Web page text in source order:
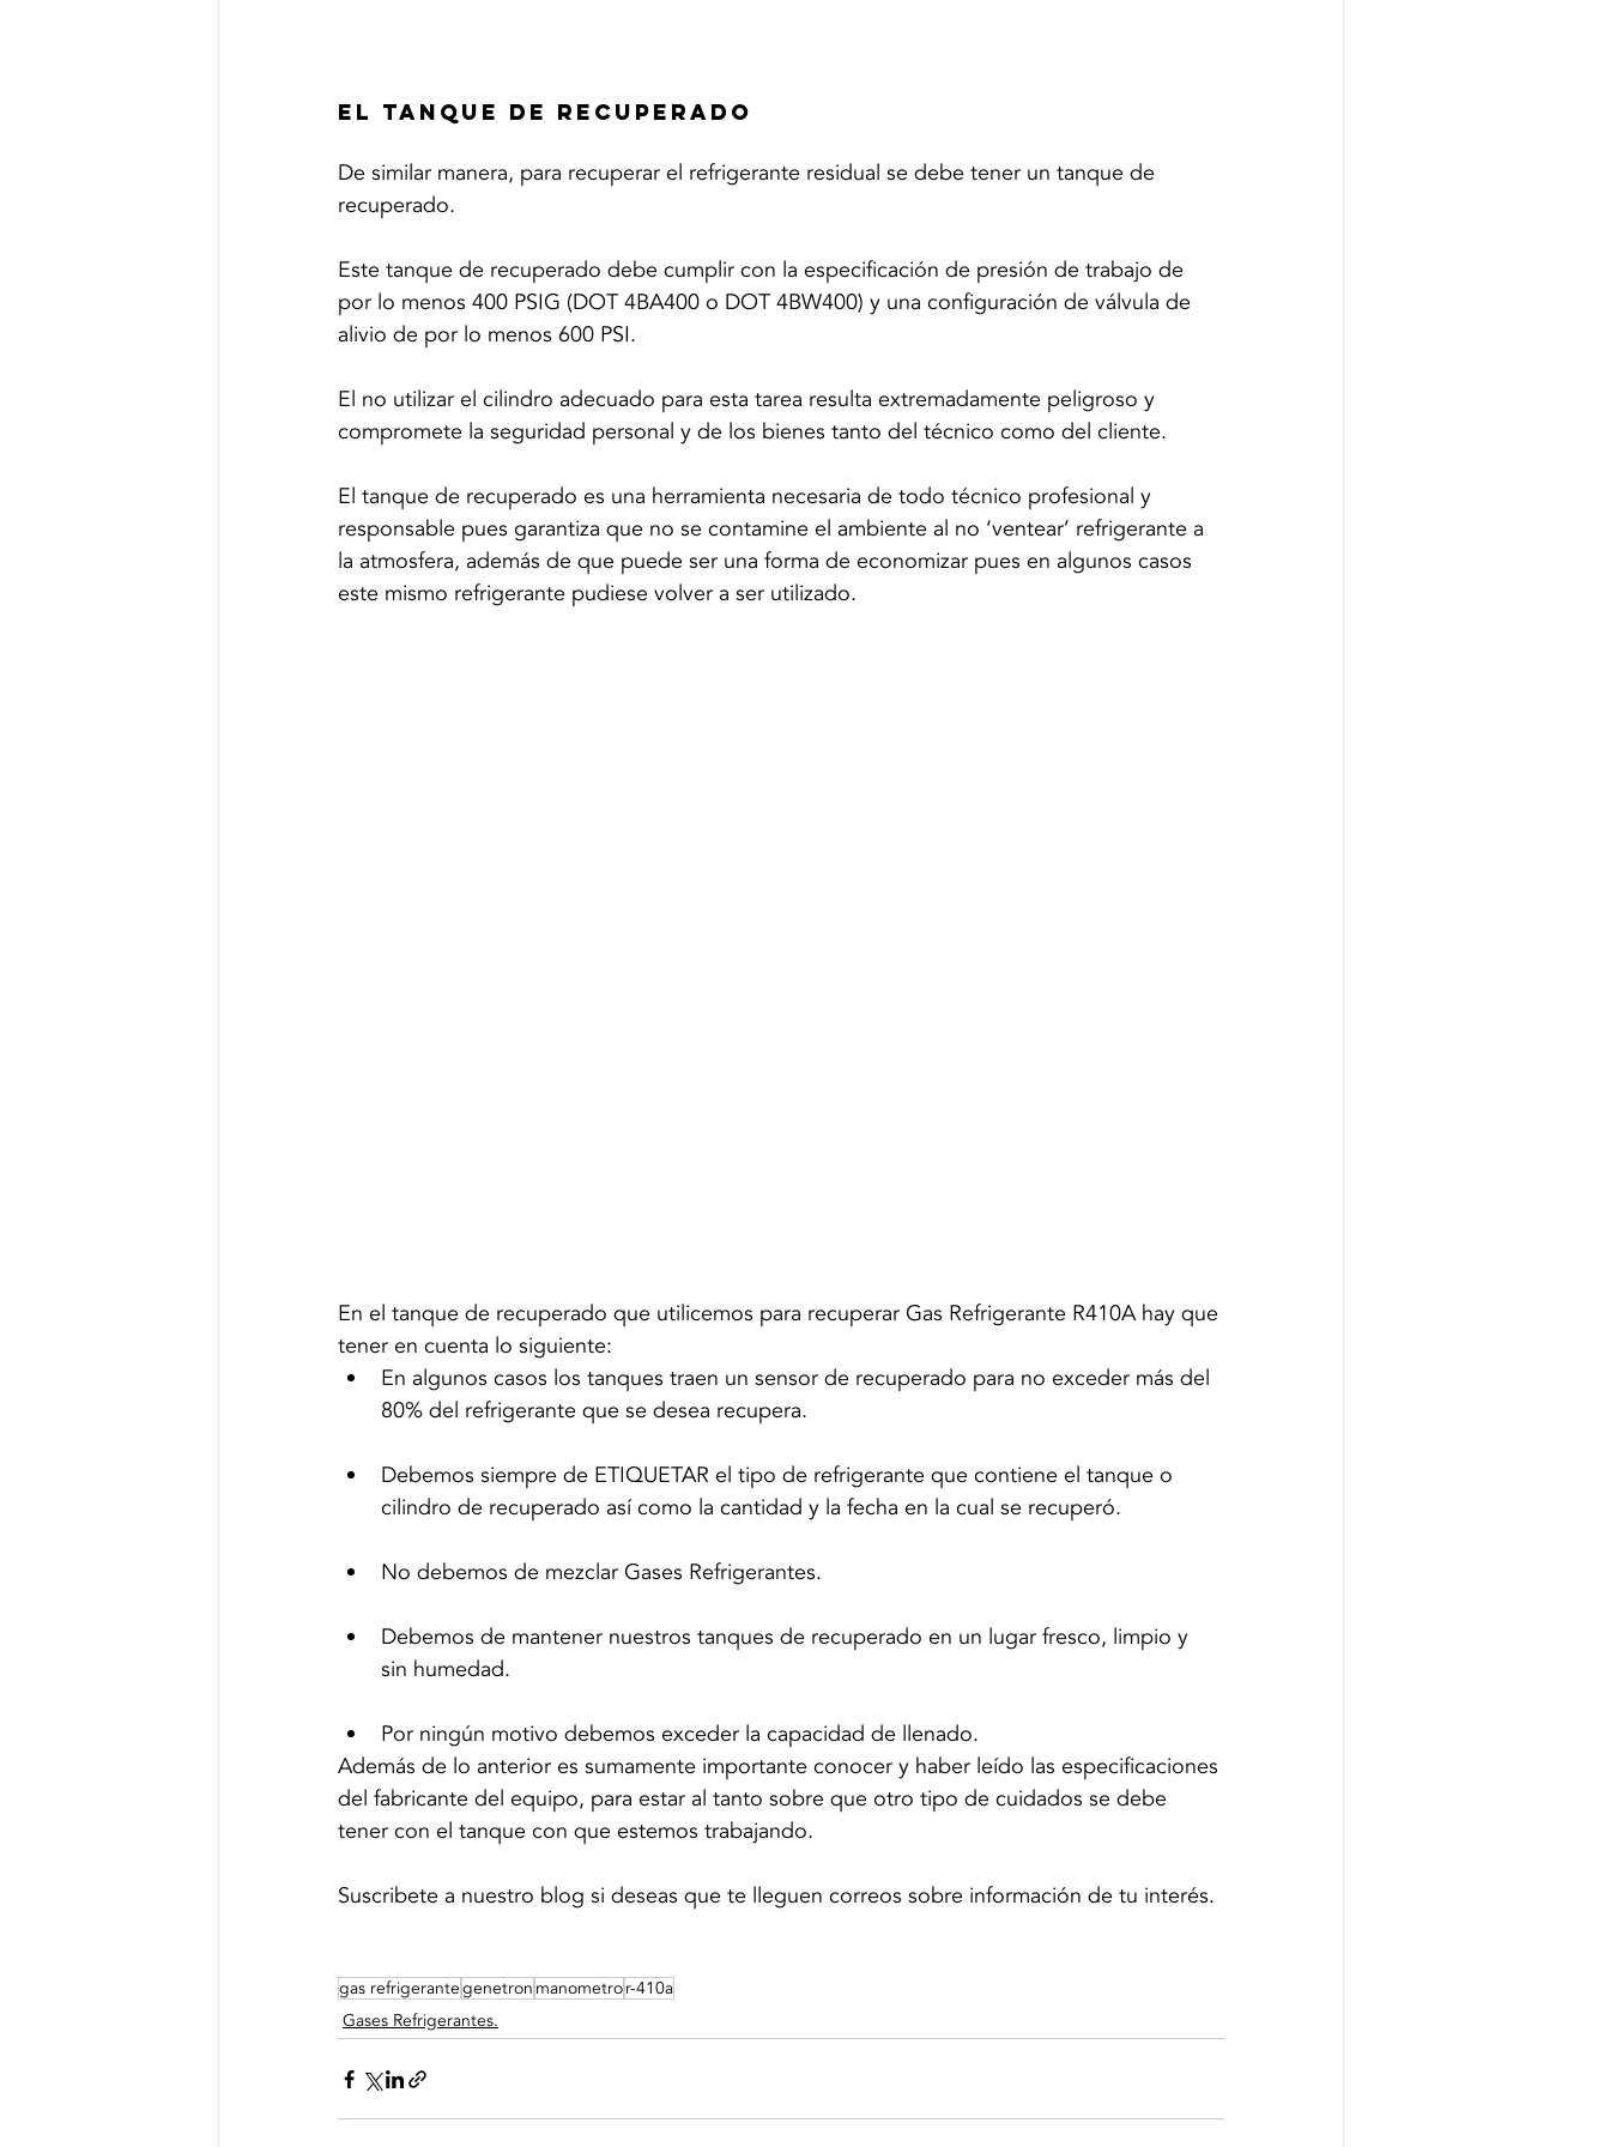
EL TANQUE DE RECUPERADO
De similar manera, para recuperar el refrigerante residual se debe tener un tanque de
recuperado.
Este tanque de recuperado debe cumplir con la especificación de presión de trabajo de
por lo menos 400 PSIG (DOT 4BA400 o DOT 4BW400) y una configuración de válvula de
alivio de por lo menos 600 PSI.
El no utilizar el cilindro adecuado para esta tarea resulta extremadamente peligroso y
compromete la seguridad personal y de los bienes tanto del técnico como del cliente.
El tanque de recuperado es una herramienta necesaria de todo técnico profesional y
responsable pues garantiza que no se contamine el ambiente al no ‘ventear’ refrigerante a
la atmosfera, además de que puede ser una forma de economizar pues en algunos casos
este mismo refrigerante pudiese volver a ser utilizado.
En el tanque de recuperado que utilicemos para recuperar Gas Refrigerante R410A hay que
tener en cuenta lo siguiente:
En algunos casos los tanques traen un sensor de recuperado para no exceder más del
80% del refrigerante que se desea recupera.
Debemos siempre de ETIQUETAR el tipo de refrigerante que contiene el tanque o
cilindro de recuperado así como la cantidad y la fecha en la cual se recuperó.
No debemos de mezclar Gases Refrigerantes.
Debemos de mantener nuestros tanques de recuperado en un lugar fresco, limpio y
sin humedad.
Por ningún motivo debemos exceder la capacidad de llenado.
Además de lo anterior es sumamente importante conocer y haber leído las especificaciones
del fabricante del equipo, para estar al tanto sobre que otro tipo de cuidados se debe
tener con el tanque con que estemos trabajando.
Suscribete a nuestro blog si deseas que te lleguen correos sobre información de tu interés.
gas refrigerantegenetron manometror-410a
Gases Refrigerantes.